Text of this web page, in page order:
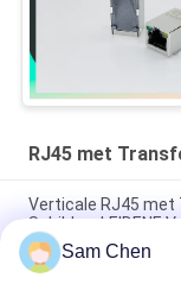
RJ45 met
Verticale RJ45 met
Schild en LEIDENE
10/100 BASIS 1x1
Sam Chen